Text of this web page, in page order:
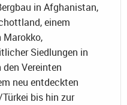
in Afghanistan,
einem
Marokko,
Siedlungen in
Vereinten
neu entdeckten
bis hin zur